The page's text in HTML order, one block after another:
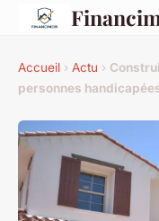
Accueil › Actu ›
personnes